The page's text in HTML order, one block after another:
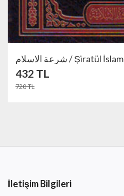
شرعة الاسلام / Şiratül İslam
432 TL
720TL
İletişim Bilgileri